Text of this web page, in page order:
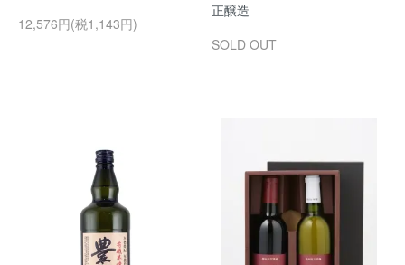
12,576円(税1,143円)
正醸造
SOLD OUT